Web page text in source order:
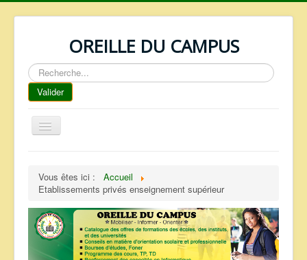
OREILLE DU CAMPUS
Rechercher
Valider
Basculer
la
REPERTOIRE
QUI SOMMES NOUS ?
NOS SERVICES
FAQ
Vous êtes ici :
Accueil
Etablissements privés enseignement supérieur